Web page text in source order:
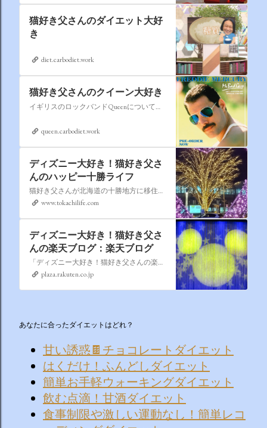
猫好き父さんのダイエット大好
き
diet.carbodiet.work
猫好き父さんのクイーン大好き
イギリスのロックバンドQueenについての情報をアップします。
queen.carbodiet.work
ディズニー大好き！猫好き父さ
んのハッピー十勝ライフ
猫好き父さんが北海道の十勝地方に移住しました。なれない北海道の暮らしについてお伝えします。
www.tokachilife.com
ディズニー大好き！猫好き父さ
んの楽天ブログ：楽天ブログ
「ディズニー大好き！猫好き父さんの楽天ブログ」にようこそ！ いろんなブログサービスが廃止になるなか満を持して楽天ブログをはじめようと思います。 よろしくお願いいたします。
plaza.rakuten.co.jp
あなたに合ったダイエットはどれ？
甘い誘惑🍫チョコレートダイエット
はくだけ！ふんどしダイエット
簡単お手軽ウォーキングダイエット
飲む点滴！甘酒ダイエット
食事制限や激しい運動なし！簡単レコ